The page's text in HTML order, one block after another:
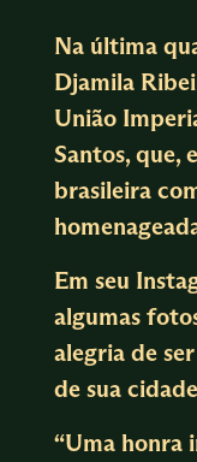
Na última
Djamila
União
Santos, que,
brasileira
Em seu
algumas
alegria de
de sua
“Uma honra